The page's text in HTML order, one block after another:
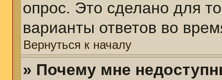
опрос. Это сделано для
варианты ответов во
Вернуться к началу
» Почему мне